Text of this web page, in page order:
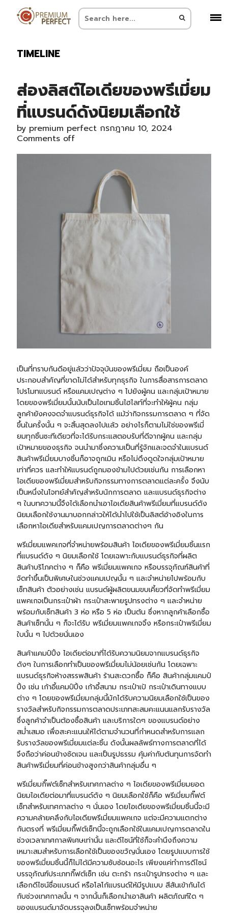
TIMELINE
ส่องลิสต์ไอเดียของพรีเมี่ยม
ที่แบรนด์ดังนิยมเลือกใช้
by premium perfect กรกฎาคม 10, 2024
Comments off
เป็นที่ทราบกันดีอยู่แล้วว่าปัจจุบันของพรีเมี่ยม ถือเป็นองค์
ประกอบสำคัญที่ขาดไม่ได้สำหรับทุกธุรกิจ ในการสื่อสารการตลาด
โปรโมทแบรนด์ หรือแคมเปญต่าง ๆ ไปยังผู้คน และกลุ่มเป้าหมาย
โดยของพรีเมี่ยมนั้นนับเป็นไอเทมชิ้นไฮไลท์ที่จะทำให้ผู้คน กลุ่ม
ลูกค้ายังคงจดจำแบรนด์ธุรกิจได้ แม้ว่ากิจกรรมการตลาด ๆ ที่จัด
ขึ้นในครั้งนั้น ๆ จะสิ้นสุดลงไปแล้ว อย่างไรก็ตามไม่ใช่ของพรีเมี่
ยมทุกชิ้นซะทีเดียวที่จะได้รับกระแสตอบรับที่ดีจากผู้คน และกลุ่ม
เป้าหมายของธุรกิจ จนนำมาซึ่งความเป็นที่รู้จักและจดจำในแบรนด์
สินค้าพรีเมี่ยมบางชิ้นก็อาจถูกเมิน หรือไม่ดึงดูดใจกลุ่มเป้าหมาย
เท่าที่ควร และทำให้แบรนด์ถูกมองข้ามไปด้วยเช่นกัน การเลือกหา
ไอเดียของพรีเมี่ยมสำหรับกิจกรรมทางการตลาดแต่ละครั้ง จึงนับ
เป็นหนึ่งในโจทย์สำคัญสำหรับนักการตลาด และแบรนด์ธุรกิจต่าง
ๆ ในบทความนี้จึงได้เลือกนำเอาไอเดียสินค้าพรีเมี่ยมที่แบรนด์ดัง
นิยมเลือกใช้งานมาบอกกล่าวให้ได้นำไปใช้เป็นลิสต์อ้างอิงในการ
เลือกหาไอเดียสำหรับแคมเปญการตลาดต่างๆ กัน
พรีเมี่ยมแพคเกจที่จำหน่ายพร้อมสินค้า ไอเดียของพรีเมี่ยมชิ้นแรก
ที่แบรนด์ดัง ๆ นิยมเลือกใช้ โดยเฉพาะกับแบรนด์ธุรกิจที่ผลิต
สินค้าบริโภคต่าง ๆ ก็คือ พรีเมี่ยมแพคเกจ หรือบรรจุภัณฑ์สินค้าที่
จัดทำขึ้นเป็นพิเศษในช่วงแคมเปญนั้น ๆ และจำหน่ายไปพร้อมกับ
เซ็ทสินค้า ตัวอย่างเช่น แบรนด์ผู้ผลิตขนมขบเคี้ยวที่จัดทำพรีเมี่ยม
แพคเกจเป็นกระเป๋าผ้ากระเป๋าสะพายรูปทรงต่าง ๆ และจำหน่าย
พร้อมกับเซ็ทสินค้า 3 ห่อ หรือ 5 ห่อ เป็นต้น ซึ่งหากลูกค้าเลือกซื้อ
สินค้าเซ็ทนั้น ๆ ก็จะได้รับ พรีเมี่ยมแพคเกจจิ้ง หรือกระเป๋าพรีเมี่ยม
ใบนั้น ๆ ไปด้วยนั่นเอง
สินค้าแคมป์ปิ้ง ไอเดียต่อมาที่ได้รับความนิยมจากแบรนด์ธุรกิจ
ดังๆ ในการเลือกทำเป็นของพรีเมี่ยมไม่น้อยเช่นกัน โดยเฉพาะ
แบรนด์ธุรกิจห้างสรรพสินค้า ร้านสะดวกซื้อ ก็คือ สินค้ากลุ่มแคมป์
ปิ้ง เช่น เก้าอี้แคมป์ปิ้ง เก้าอี้สนาม กระเป๋าเป้ กระเป๋าเดินทางแบบ
ต่าง ๆ โดยของพรีเมี่ยมกลุ่มนี้มักได้รับความนิยมเลือกใช้เป็นของ
รางวัลสำหรับกิจกรรมการตลาดประเภทสะสมคะแนนแลกรับรางวัล
ซึ่งลูกค้าจำเป็นต้องซื้อสินค้า และบริการใดๆ ของแบรนด์อย่าง
สม่ำเสมอ เพื่อสะคะแนนให้ได้ตามจำนวนที่กำหนดสำหรับการแลก
รับรางวัลของพรีเมี่ยมแต่ละชิ้น ดังนั้นผลลัพธ์ทางการตลาดที่ได้
จึงถือว่าค่อนข้างชัดเจน และเป็นรูปธรรม คุ้มค่ากับต้นทุนการจัดทำ
สินค้าพรีเมี่ยมที่ค่อนข้างสูงกว่าสินค้ากลุ่มอื่น ๆ
พรีเมี่ยมกิ๊ฟต์เซ็ทสำหรับเทศกาลต่าง ๆ ไอเดียของพรีเมี่ยมยอด
นิยมไอเดียต่อมาที่แบรนด์ดัง ๆ นิยมเลือกใช้ก็คือ พรีเมี่ยมกิ๊ฟต์
เซ็ทสำหรับเทศกาลต่าง ๆ นั่นเอง โดยไอเดียของพรีเมี่ยมชิ้นนี้จะมี
ความคล้ายคลึงกับไอเดียพรีเมี่ยมแพคเกจ แต่จะมีความแตกต่าง
กันตรงที่ พรีเมี่ยมกิ๊ฟต์เซ็ทนี้จะถูกเลือกใช้ในแคมเปญการตลาดใน
ช่วงเวลาเทศกาลพิเศษเท่านั้น และดีไซน์ที่ใช้ก็จะคำนึงถึงความ
เหมาะสมสำหรับการเลือกใช้เป็นของขวัญนั่นเอง โดยรูปแบบการใช้
ของพรีเมี่ยมชิ้นนี้ก็ไม่ได้มีความซับซ้อนอะไร เพียงแค่ทำการดีไซน์
บรรจุภัณฑ์ประเภทกิ๊ฟต์เซ็ท เช่น ตะกร้า กระเป๋ารูปทรงต่าง ๆ และ
เลือกดีไซน์ชื่อแบรนด์ หรือโลโก้แบรนด์ให้มีรูปแบบ สีสันเข้ากันได้
กับช่วงเทศกาลนั้น ๆ จากนั้นก็เลือกนำเอาสินค้า ผลิตภัณฑ์ใด ๆ
ของแบรนด์มาจัดบรรจุลงเป็นเซ็ทพร้อมจำหน่าย